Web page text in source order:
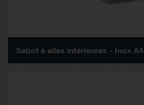
Sabot à ailes intérieures - Inox A4